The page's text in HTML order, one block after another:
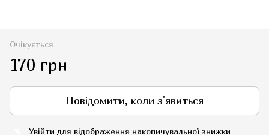
Очікується
170 грн
Повідомити, коли з'явиться
Увійти для відображення накопичувальної знижки